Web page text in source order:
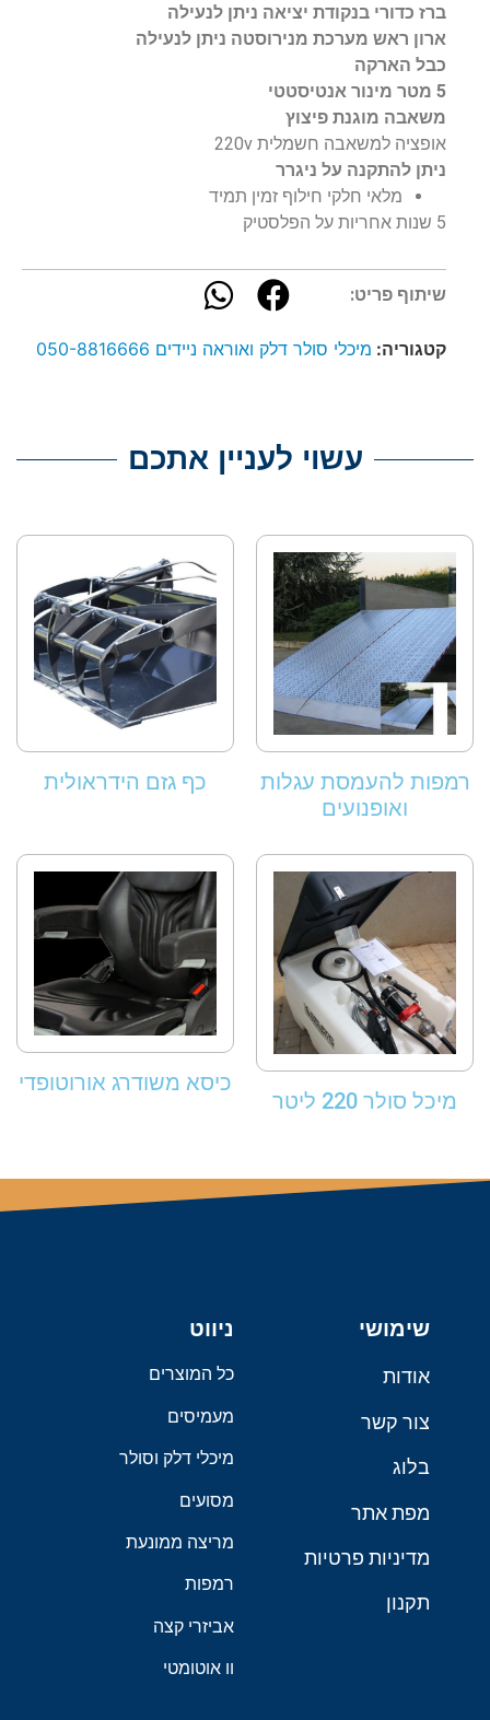
ברז כדורי בנקודת יציאה ניתן לנעילה
ארון ראש מערכת מנירוסטה ניתן לנעילה
כבל הארקה
5 מטר מינור אנטיסטטי
משאבה מוגנת פיצוץ
אופציה למשאבה חשמלית 220v
ניתן להתקנה על ניגרר
מלאי חלקי חילוף זמין תמיד
5 שנות אחריות על הפלסטיק
שיתוף פריט:
קטגוריה: מיכלי סולר דלק ואוראה ניידים 050-8816666
עשוי לעניין אתכם
רמפות להעמסת עגלות
ואופנועים
כף גזם הידראולית
מיכל סולר 220 ליטר
כיסא משודרג אורוטופדי
שימושי
אודות
צור קשר
בלוג
מפת אתר
מדיניות פרטיות
תקנון
ניווט
כל המוצרים
מעמיסים
מיכלי דלק וסולר
מסועים
מריצה ממונעת
רמפות
אביזרי קצה
וו אוטומטי